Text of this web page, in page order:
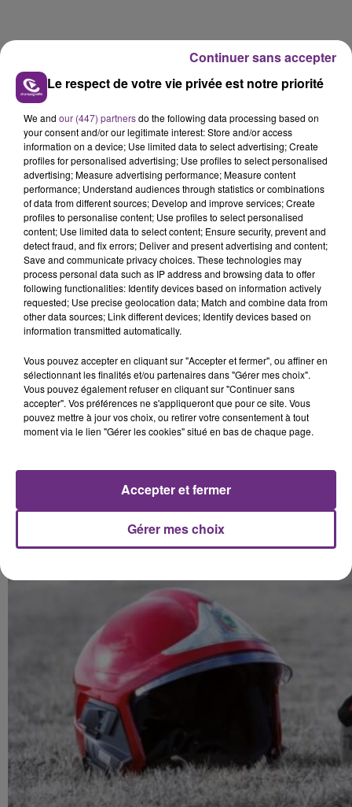
7h20 :
En raison du contexte sanitaire, les pompiers ne
peuvent pas effectuer leur traditionnelle campagne
de vente de calendriers en porte-à-porte.
C’est donc une campagne a̬ distance avec une
cagnotte en ligne qui est mise en place cette année
par l’amicale des sapeurs-pompiers de Rethel.
Vous faites un don depuis lapage de l’associationet
vous recevrez le calendrier par la poste en retour.
L’amicale a besoin de vos dons pour faire vivre ses
œuvres sociales, qui viennent aider les pompiers
blessés ou malades, mais aussi leurs orphelins et leurs
familles.
Le respect de votre vie privée est notre priorité
We and our (447) partnersdo the following data processing based on
your consent and/or our legitimate interest: Store and/or access
information on a device; Use limited data to select advertising; Create
profiles for personalised advertising; Use profiles to select personalised
advertising; Measure advertising performance; Measure content
performance; Understand audiences through statistics or combinations
of data from different sources; Develop and improve services; Create
profiles to personalise content; Use profiles to select personalised
content; Use limited data to select content; Ensure security, prevent and
detect fraud, and fix errors; Deliver and present advertising and content;
Save and communicate privacy choices. These technologies may
process personal data such as IP address and browsing data to offer
following functionalities: Identify devices based on information actively
requested; Use precise geolocation data; Match and combine data from
other data sources; Link different devices; Identify devices based on
information transmitted automatically.
Vous pouvez accepter en cliquant sur "Accepter et fermer", ou affiner en
sélectionnant les finalités et/ou partenaires dans "Gérer mes choix".
Vous pouvez également refuser en cliquant sur "Continuer sans
accepter". Vos préférences ne s'appliqueront que pour ce site. Vous
pouvez mettre à jour vos choix, ou retirer votre consentement à tout
moment via le lien "Gérer les cookies" situé en bas de chaque page.
Gérer mes choix
Accepter et fermer
Continuer sans accepter